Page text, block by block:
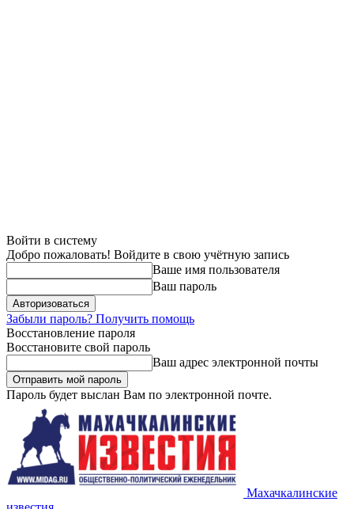
Войти в систему
Добро пожаловать! Войдите в свою учётную запись
Ваше имя пользователя
Ваш пароль
Забыли пароль? Получить помощь
Восстановление пароля
Восстановите свой пароль
Ваш адрес электронной почты
Пароль будет выслан Вам по электронной почте.
Махачкалинские